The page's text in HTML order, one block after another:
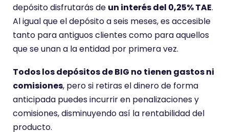
depósito disfrutarás de un interés del 0,25% TAE.
Al igual que el depósito a seis meses, es accesible
tanto para antiguos clientes como para aquellos
que se unan a la entidad por primera vez.
Todos los depósitos de BIG no tienen gastos ni
comisiones, pero si retiras el dinero de forma
anticipada puedes incurrir en penalizaciones y
comisiones, disminuyendo así la rentabilidad del
producto.